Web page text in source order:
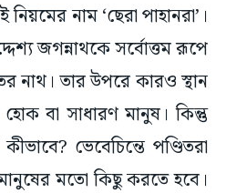
নাম ‘ছেরা পাহানরা’।
জগন্নাথকে সর্বোত্তম রূপে
নাথ। তার উপরে কারও স্থান
বা সাধারণ মানুষ। কিন্তু
ভেবেচিন্তে পণ্ডিতরা
মতো কিছু করতে হবে।